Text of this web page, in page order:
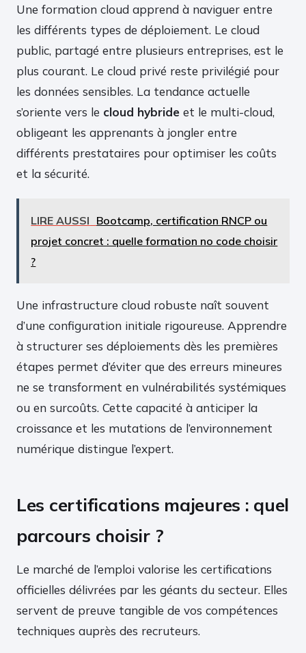
Une formation cloud apprend à naviguer entre
les différents types de déploiement. Le cloud
public, partagé entre plusieurs entreprises, est le
plus courant. Le cloud privé reste privilégié pour
les données sensibles. La tendance actuelle
s’oriente vers le cloud hybride et le multi-cloud,
obligeant les apprenants à jongler entre
différents prestataires pour optimiser les coûts
et la sécurité.
LIRE AUSSI Bootcamp, certification RNCP ou
projet concret : quelle formation no code choisir
?
Une infrastructure cloud robuste naît souvent
d’une configuration initiale rigoureuse. Apprendre
à structurer ses déploiements dès les premières
étapes permet d’éviter que des erreurs mineures
ne se transforment en vulnérabilités systémiques
ou en surcoûts. Cette capacité à anticiper la
croissance et les mutations de l’environnement
numérique distingue l’expert.
Les certifications majeures : quel
parcours choisir ?
Le marché de l’emploi valorise les certifications
officielles délivrées par les géants du secteur. Elles
servent de preuve tangible de vos compétences
techniques auprès des recruteurs.